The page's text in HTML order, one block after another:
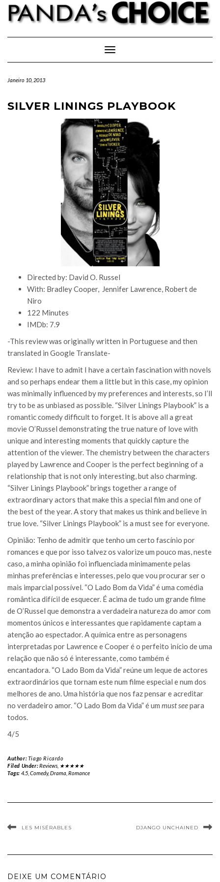
Skip
content
Toggle Navigation
Janeiro 10, 2013
SILVER LININGS PLAYBOOK
Directed by: David O. Russel
With: Bradley Cooper, Jennifer Lawrence, Robert de
Niro
122 Minutes
IMDb: 7.9
-This review was originally written in Portuguese and then
translated in Google Translate-
Review: I have to admit I have a certain fascination with novels
and so perhaps endear them a little but in this case, my opinion
was minimally influenced by my preferences and interests, so I’ll
try to be as unbiased as possible. “Silver Linings Playbook” is a
romantic comedy difficult to forget. It is above all a great
movie O’Russel demonstrating the true nature of love with
unique and interesting moments that quickly capture the
attention of the viewer. The chemistry between the characters
played by Lawrence and Cooper is the perfect beginning of a
relationship that is not only interesting, but also charming.
“Silver Linings Playbook” brings together a range of
extraordinary actors that make this a special film and one of
the best of the year. A story that makes us think and believe in
true love. “Silver Linings Playbook” is a must see for everyone.
Opinião: Tenho de admitir que tenho um certo fascínio por
romances e que por isso talvez os valorize um pouco mas, neste
caso, a minha opinião foi influenciada minimamente pelas
minhas preferências e interesses, pelo que vou procurar ser o
mais imparcial possível. “O Lado Bom da Vida” é uma comédia
romântica difícil de esquecer. É acima de tudo um grande filme
de O’Russel que demonstra a verdadeira natureza do amor com
momentos únicos e interessantes que rapidamente captam a
atenção ao espectador. A química entre as personagens
interpretadas por Lawrence e Cooper é o perfeito início de uma
relação que não só é interessante, como também é
encantadora. “O Lado Bom da Vida” reúne um leque de actores
extraordinários que tornam este num filme especial e num dos
melhores de ano. Uma história que nos faz pensar e acreditar
no verdadeiro amor. “O Lado Bom da Vida” é um must seepara
todos.
4/5
Author:Tiago Ricardo
Filed Under:Reviews, ★★★★★
Tags: 4.5, Comedy,Drama Romance
LES MISÉRABLES DJANGO UNCHAINED
DEIXE UM COMENTÁRIO